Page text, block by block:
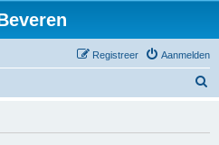
Aanmelden
Registreer